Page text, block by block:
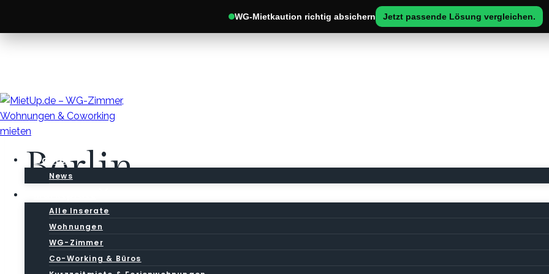
Zum
Inhalt
springen
Home
News
Alle Inserate
Wohnungen
WG-Zimmer
Co-Working & Büros
Berlin
WG-Mietkaution richtig absichern Jetzt passende Lösung vergleichen.